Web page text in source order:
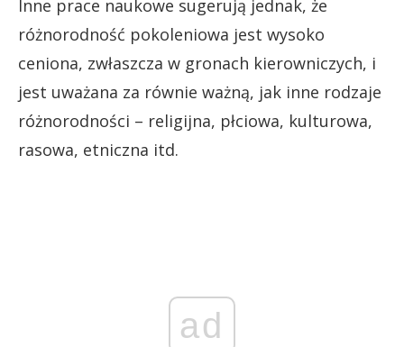
Inne prace naukowe sugerują jednak, że
różnorodność pokoleniowa jest wysoko
ceniona, zwłaszcza w gronach kierowniczych, i
jest uważana za równie ważną, jak inne rodzaje
różnorodności – religijna, płciowa, kulturowa,
rasowa, etniczna itd.
ad